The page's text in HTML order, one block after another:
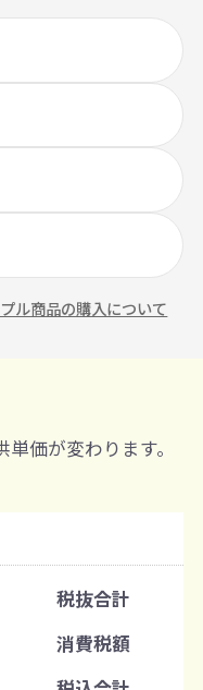
ル商品の購入について
品サンプルは各色3個まで
価が変わります。
税抜合計
消費税額